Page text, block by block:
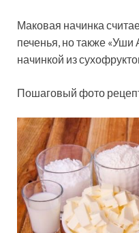
Маковая начинка
печенья, но также «Уши
начинкой из
Пошаговый фото